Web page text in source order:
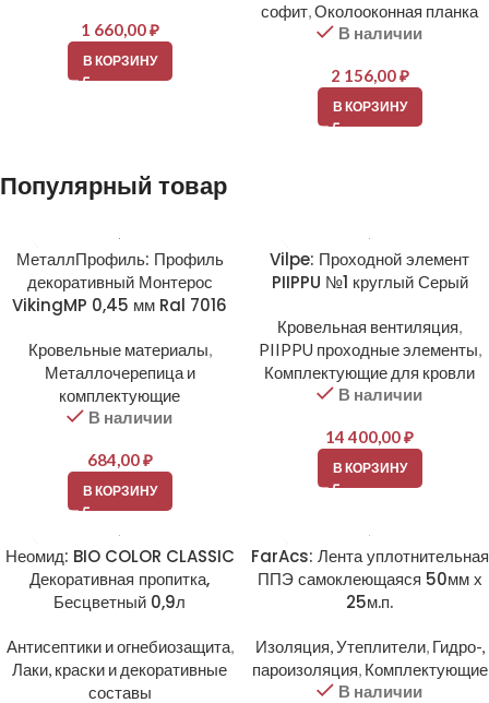
1 660,00₽
В КОРЗИНУ
софит,Околооконная планка
В наличии
2 156,00₽
В КОРЗИНУ
Популярный товар
МеталлПрофиль: Профиль
декоративный Монтерос
VikingMP 0,45 мм Ral 7016
Кровельные материалы,
Металлочерепица и
комплектующие
В наличии
684,00₽
В КОРЗИНУ
Vilpe: Проходной элемент
PIIPPU №1 круглый Серый
Кровельная вентиляция,
PIIPPU проходные элементы,
Комплектующие для кровли
В наличии
14 400,00₽
В КОРЗИНУ
Неомид: BIO COLOR CLASSIC
Декоративная пропитка,
Бесцветный 0,9л
Антисептики и огнебиозащита,
Лаки, краски и декоративные
составы
FarAcs: Лента уплотнительная
ППЭ самоклеющаяся 50мм х
25м.п.
Изоляция, Утеплители, Гидро-,
пароизоляция, Комплектующие
В наличии